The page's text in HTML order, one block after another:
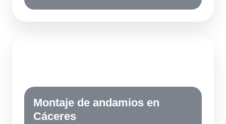
Montaje de andamios en
Cáceres